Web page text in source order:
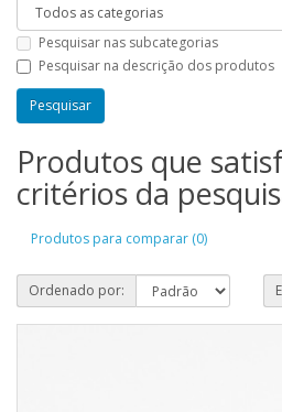
Pesquisar nas subcategorias
Pesquisar na descrição dos produtos
Produtos que
critérios da
Produtos para comparar (0)
Ordenado por: